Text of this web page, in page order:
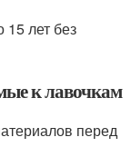
15 лет без
к лавочкам
перед